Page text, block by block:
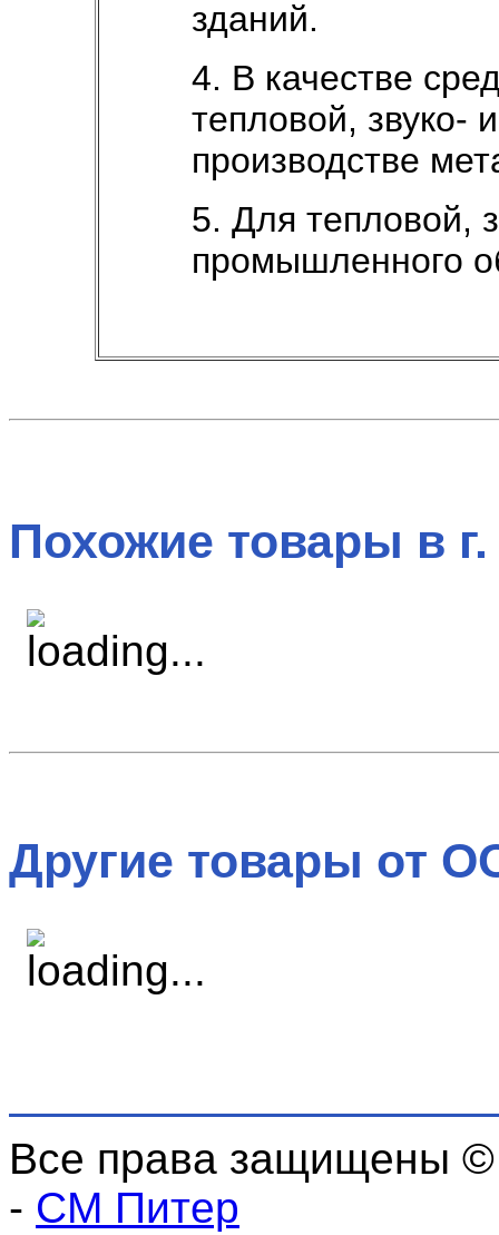
зданий.
4. В качестве
тепловой, звуко-
производстве
5. Для тепловой,
промышленного
Похожие товары в
Другие товары от
Все права защищены
- СМ Питер